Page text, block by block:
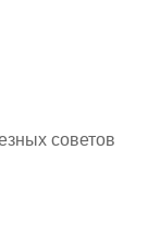
советов